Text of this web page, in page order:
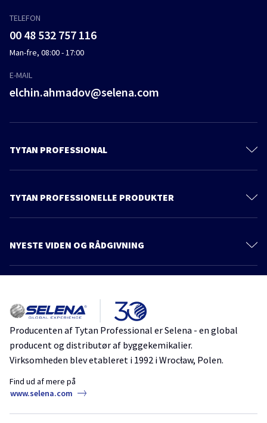
TELEFON
00 48 532 757 116
Man-fre, 08:00 - 17:00
E-MAIL
elchin.ahmadov@selena.com
TYTAN PROFESSIONAL
Om os
Produkter
TYTAN PROFESSIONELLE PRODUKTER
Skumklæbemidler
Tape, Folier og Membraner
Kemiske Ankre
Mørtel
Træbeskyttelsesmidler
Beskyttelses- og Rengøringsmidler
NYESTE VIDEN OG RÅDGIVNING
Flere artikler
Adhesive bonding and installation of drywall panels in one day. A
modern technology for building to last
Drywall Foam Adhesives G-K System
foam adhesive
Producenten af Tytan Professional er Selena - en global
producent og distributør af byggekemikalier.
Virksomheden blev etableret i 1992 i Wrocław, Polen.
Find ud af mere på
www.selena.com